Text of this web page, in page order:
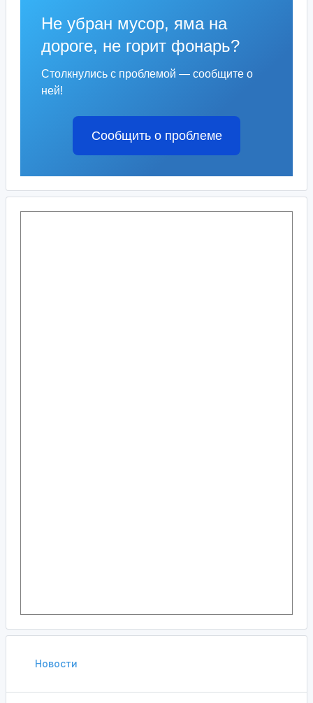
Не убран мусор, яма на
дороге, не горит фонарь?
Столкнулись с проблемой — сообщите о
ней!
Сообщить о проблеме
Новости